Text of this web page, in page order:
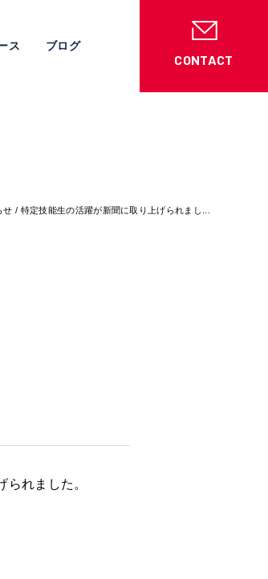
ス ブログ
CONTACT
せ / 特定技能生の活躍が新聞に取り上げられまし...
れました。